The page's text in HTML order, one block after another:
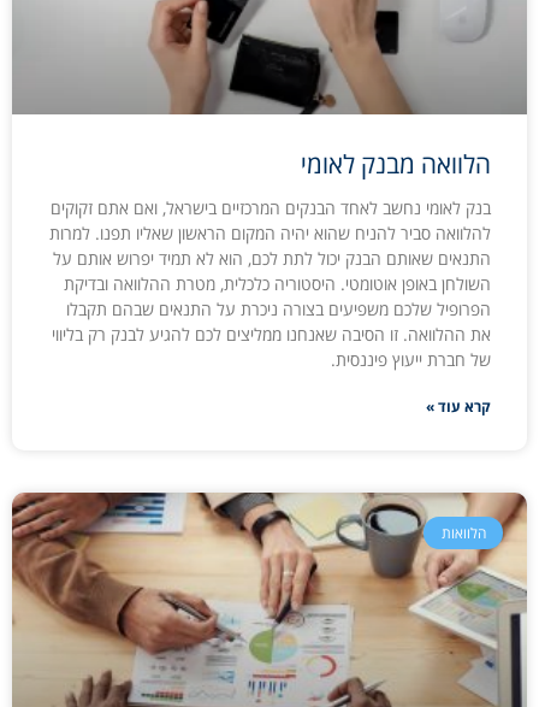
הלוואה מבנק לאומי
בנק לאומי נחשב לאחד הבנקים המרכזיים בישראל, ואם אתם זקוקים
להלוואה סביר להניח שהוא יהיה המקום הראשון שאליו תפנו. למרות
התנאים שאותם הבנק יכול לתת לכם, הוא לא תמיד יפרוש אותם על
השולחן באופן אוטומטי. היסטוריה כלכלית, מטרת ההלוואה ובדיקת
הפרופיל שלכם משפיעים בצורה ניכרת על התנאים שבהם תקבלו
את ההלוואה. זו הסיבה שאנחנו ממליצים לכם להגיע לבנק רק בליווי
של חברת ייעוץ פיננסית.
קרא עוד »
הלוואות